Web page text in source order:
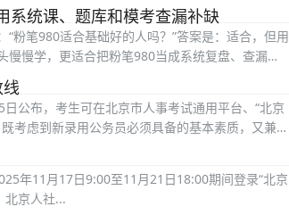
系统课、题库和模考查漏补缺
粉笔980适合基础好的人吗？”答案是：适合，但用
慢学，更适合把粉笔980当成系统复盘、查漏补
公布，考生可在北京市人事考试通用平台、“北京
考虑到新录用公务员必须具备的基本素质，又兼顾
年11月17日9:00至11月21日18:00期间登录“北京
京人社...